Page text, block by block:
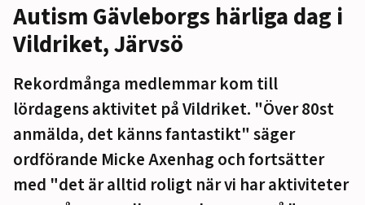
Autism Gävleborgs härliga dag i
Vildriket, Järvsö
Rekordmånga medlemmar kom till
lördagens aktivitet på Vildriket. "Över 80st
anmälda, det känns fantastikt" säger
ordförande Micke Axenhag och fortsätter
med "det är alltid roligt när vi har aktiviteter